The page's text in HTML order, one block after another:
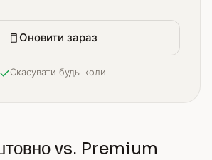
Оновити зараз
Скасувати будь-коли
vs. Premium